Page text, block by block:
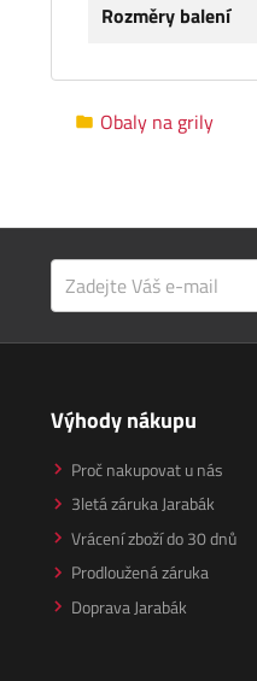
Rozměry balení
Obaly na grily
Výhody nákupu
Proč nakupovat u nás
3letá záruka Jarabák
Vrácení zboží do 30 dnů
Prodloužená záruka
Doprava Jarabák